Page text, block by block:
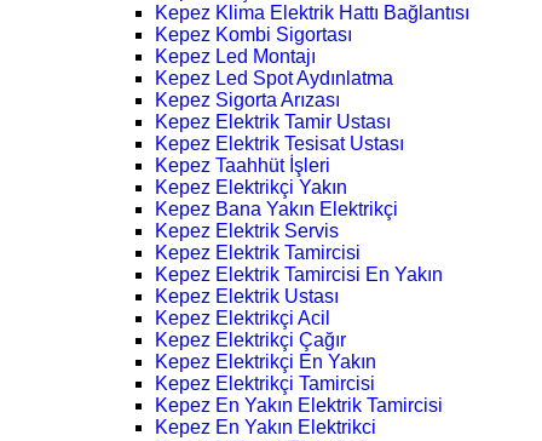
Kepez Klima Elektrik Hattı Bağlantısı
Kepez Kombi Sigortası
Kepez Led Montajı
Kepez Led Spot Aydınlatma
Kepez Sigorta Arızası
Kepez Elektrik Tamir Ustası
Kepez Elektrik Tesisat Ustası
Kepez Taahhüt İşleri
Kepez Elektrikçi Yakın
Kepez Bana Yakın Elektrikçi
Kepez Elektrik Servis
Kepez Elektrik Tamircisi
Kepez Elektrik Tamircisi En Yakın
Kepez Elektrik Ustası
Kepez Elektrikçi Acil
Kepez Elektrikçi Çağır
Kepez Elektrikçi En Yakın
Kepez Elektrikçi Tamircisi
Kepez En Yakın Elektrik Tamircisi
Kepez En Yakın Elektrikci